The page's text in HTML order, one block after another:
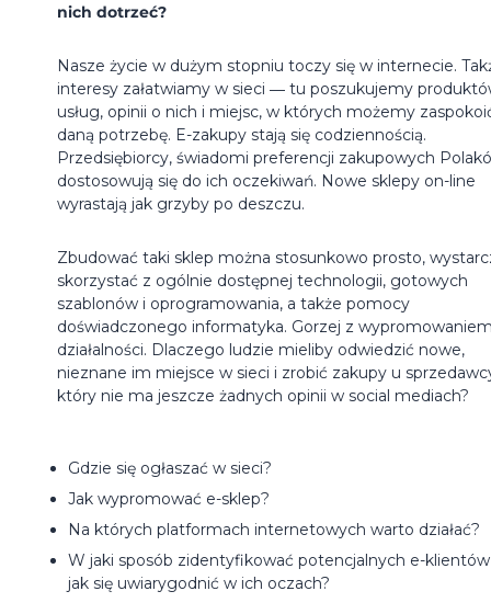
nich dotrzeć?
Nasze życie w dużym stopniu toczy się w internecie.
interesy załatwiamy w sieci ― tu poszukujemy
usług, opinii o nich i miejsc, w których możemy
daną potrzebę. E-zakupy stają się codziennością.
Przedsiębiorcy, świadomi preferencji zakupowych
dostosowują się do ich oczekiwań. Nowe sklepy on-line
wyrastają jak grzyby po deszczu.
Zbudować taki sklep można stosunkowo prosto,
skorzystać z ogólnie dostępnej technologii, gotowych
szablonów i oprogramowania, a także pomocy
doświadczonego informatyka. Gorzej z
działalności. Dlaczego ludzie mieliby odwiedzić nowe,
nieznane im miejsce w sieci i zrobić zakupy u
który nie ma jeszcze żadnych opinii w social mediach?
Gdzie się ogłaszać w sieci?
Jak wypromować e-sklep?
Na których platformach internetowych warto działać?
W jaki sposób zidentyfikować potencjalnych e-
jak się uwiarygodnić w ich oczach?